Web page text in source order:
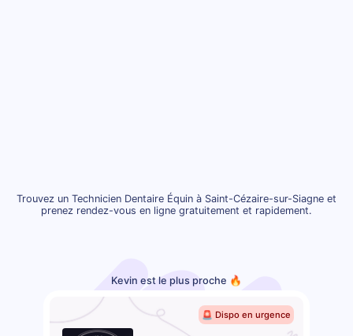
Trouvez un Technicien Dentaire Équin à Saint-Cézaire-sur-Siagne et
prenez rendez-vous en ligne gratuitement et rapidement.
Kevin est le plus proche 🔥
🚨 Dispo en urgence